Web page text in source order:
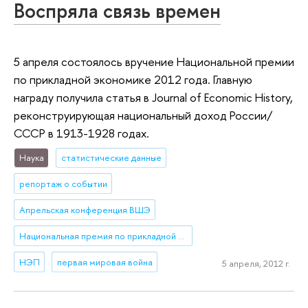
Воспряла связь времен
5 апреля состоялось вручение Национальной премии
по прикладной экономике 2012 года. Главную
награду получила статья в Journal of Economic History,
реконструирующая национальный доход России/
СССР в 1913-1928 годах.
Наука статистические данные
репортаж о событии
Апрельская конференция ВШЭ
Национальная премия по прикладной экономике
НЭП первая мировая война 5 апреля, 2012 г.